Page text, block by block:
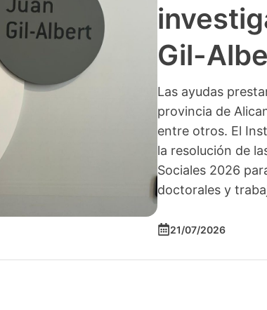
Gil-
Las ayudas
provincia de
entre otros. El
la resolución de
Sociales 2026
doctorales y
21/07/2026